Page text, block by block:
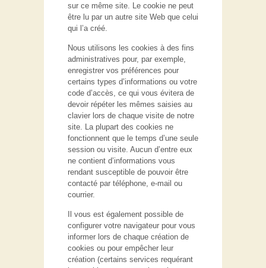
sur ce même site. Le cookie ne peut
être lu par un autre site Web que celui
qui l’a créé.
Nous utilisons les cookies à des fins
administratives pour, par exemple,
enregistrer vos préférences pour
certains types d’informations ou votre
code d’accès, ce qui vous évitera de
devoir répéter les mêmes saisies au
clavier lors de chaque visite de notre
site. La plupart des cookies ne
fonctionnent que le temps d’une seule
session ou visite. Aucun d’entre eux
ne contient d’informations vous
rendant susceptible de pouvoir être
contacté par téléphone, e-mail ou
courrier.
Il vous est également possible de
configurer votre navigateur pour vous
informer lors de chaque création de
cookies ou pour empêcher leur
création (certains services requérant